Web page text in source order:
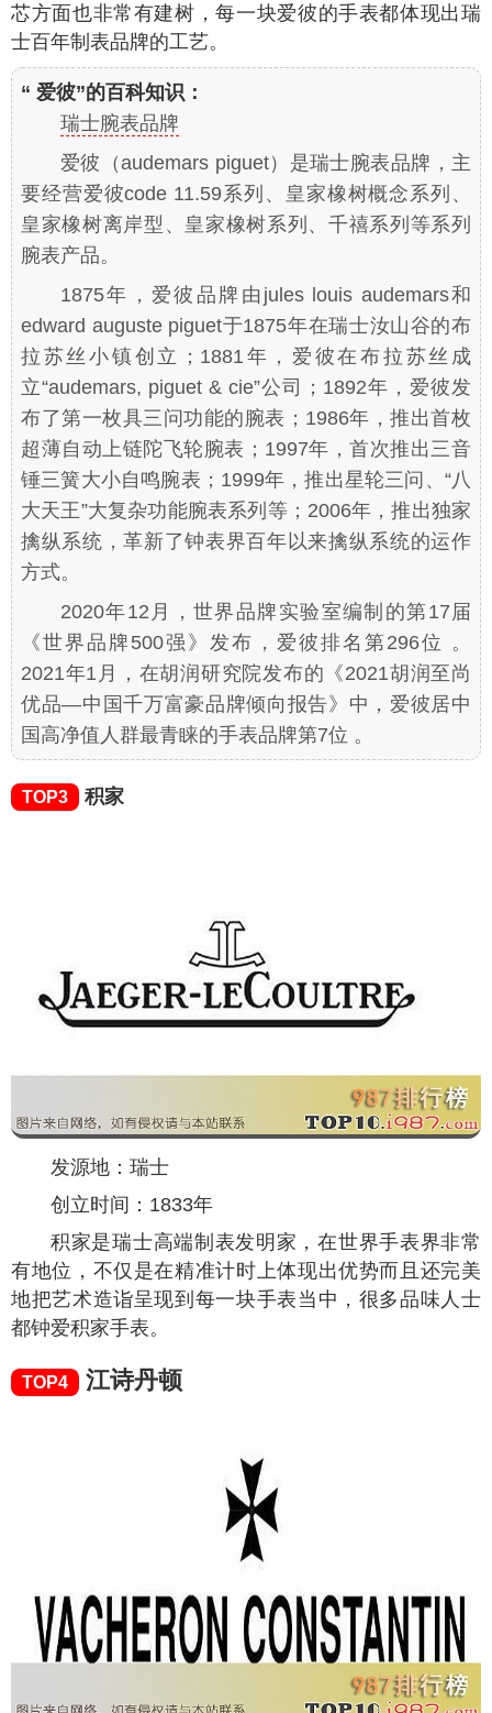
芯方面也非常有建树，每一块爱彼的手表都体现出瑞
士百年制表品牌的工艺。
“ 爱彼”的百科知识：
瑞士腕表品牌
爱彼（audemars piguet）是瑞士腕表品牌，主
要经营爱彼code 11.59系列、皇家橡树概念系列、
皇家橡树离岸型、皇家橡树系列、千禧系列等系列
腕表产品。
1875年，爱彼品牌由jules louis audemars和
edward auguste piguet于1875年在瑞士汝山谷的布
拉苏丝小镇创立；1881年，爱彼在布拉苏丝成
立“audemars, piguet & cie”公司；1892年，爱彼发
布了第一枚具三问功能的腕表；1986年，推出首枚
超薄自动上链陀飞轮腕表；1997年，首次推出三音
锤三簧大小自鸣腕表；1999年，推出星轮三问、“八
大天王”大复杂功能腕表系列等；2006年，推出独家
擒纵系统，革新了钟表界百年以来擒纵系统的运作
方式。
2020年12月，世界品牌实验室编制的第17届
《世界品牌500强》发布，爱彼排名第296位 。
2021年1月，在胡润研究院发布的《2021胡润至尚
优品—中国千万富豪品牌倾向报告》中，爱彼居中
国高净值人群最青睐的手表品牌第7位 。
TOP3 积家
发源地：瑞士
创立时间：1833年
积家是瑞士高端制表发明家，在世界手表界非常
有地位，不仅是在精准计时上体现出优势而且还完美
地把艺术造诣呈现到每一块手表当中，很多品味人士
都钟爱积家手表。
TOP4 江诗丹顿